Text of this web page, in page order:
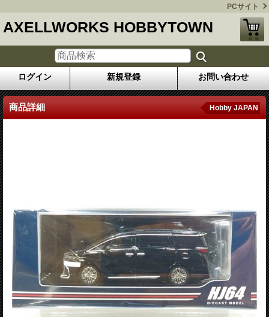
PCサイト
AXELLWORKS HOBBYTOWN
ログイン 新規登録 お問い合わせ
商品詳細 Hobby JAPAN